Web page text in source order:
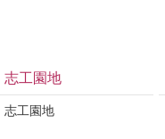
志工園地
志工園地